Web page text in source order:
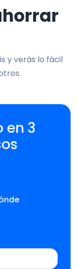
y verás lo fácil
en 3